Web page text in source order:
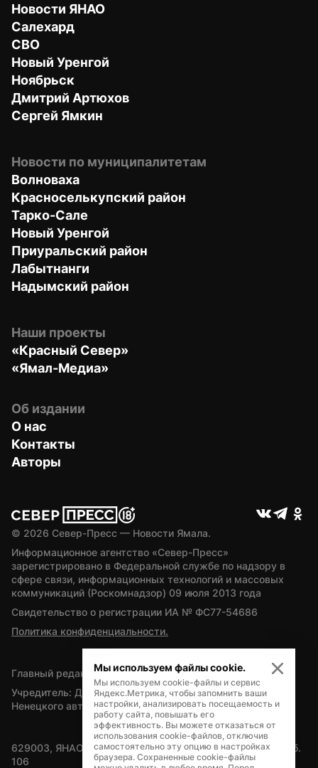
Новости ЯНАО
Салехард
СВО
Новый Уренгой
Ноябрьск
Дмитрий Артюхов
Сергей Ямкин
Новости по муниципалитетам
Волноваха
Красноселькупский район
Тарко-Сале
Новый Уренгой
Приуральский район
Лабытнанги
Надымский район
Наши проекты
«Красный Север»
«Ямал-Медиа»
Об издании
О нас
Контакты
Авторы
© 2026 Север-Пресс — Новости Ямала.
Информационное агентство «Север-Пресс»
зарегистрировано в Федеральной службе по надзору в
сфере связи, информационных технологий и массовых
коммуникаций (Роскомнадзор) 09 июля 2013 года
Свидетельство о регистрации ИА № ФС77-54686
Политика конфиденциальности.
Главный редактор — А.Л. Поздеев
Учредитель: Департамент внутренней политики Ямало-
Ненецкого автономного округа
629003, ЯНАО, Салехард, мкр. Богдана Кнунянца, д.1, каб.
106
Мы используем файлы cookie.
Мы используем cookie-файлы и сервис
Яндекс.Метрика, чтобы запомнить ваши
настройки, анализировать посещаемость и
работу сайта, повышать его
эффективность. Вы можете отказаться от
использования cookie-файлов, отключив
самостоятельно эту опцию в настройках
браузера. Сохраненные cookie-файлы